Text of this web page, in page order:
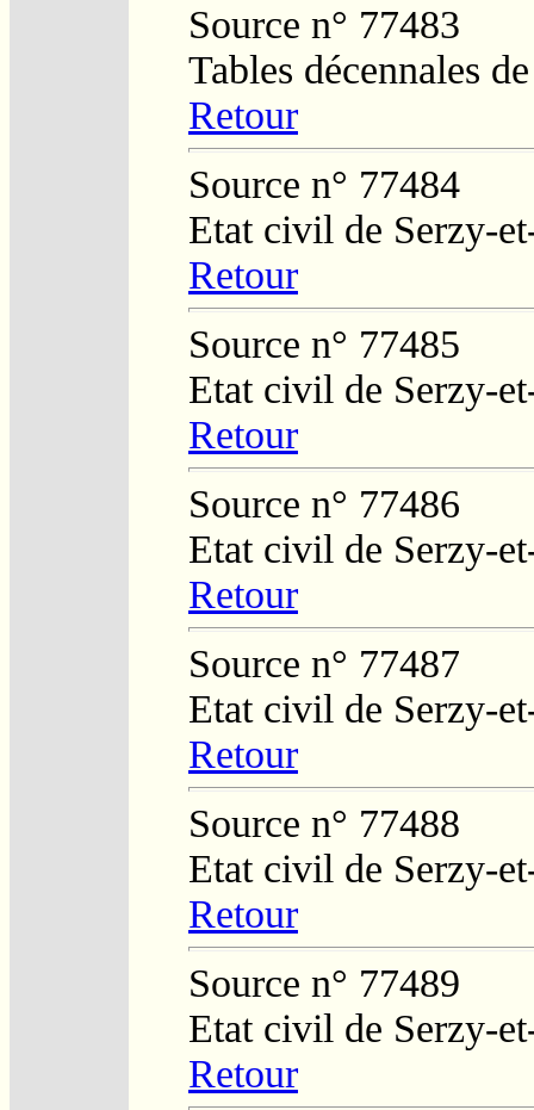
Source n° 77483
Tables décennales
Retour
Source n° 77484
Etat civil de Serzy-
Retour
Source n° 77485
Etat civil de Serzy-
Retour
Source n° 77486
Etat civil de Serzy-
Retour
Source n° 77487
Etat civil de Serzy-
Retour
Source n° 77488
Etat civil de Serzy-
Retour
Source n° 77489
Etat civil de Serzy-
Retour